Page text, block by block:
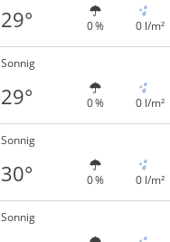
29° 0 % 0 l/m²
Sonnig
29° 0 % 0 l/m²
Sonnig
30° 0 % 0 l/m²
Sonnig